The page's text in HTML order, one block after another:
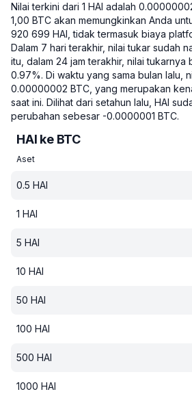
Nilai terkini dari 1 HAI adalah
1,00 BTC akan memungkinkan Anda
920 699 HAI, tidak termasuk biaya
Dalam 7 hari terakhir, nilai tukar sudah
itu, dalam 24 jam terakhir, nilai tukarnya
0.97%. Di waktu yang sama bulan lalu,
0.00000002 BTC, yang merupakan
saat ini. Dilihat dari setahun lalu, HAI
perubahan sebesar -0.0000001 BTC.
HAI ke BTC
Aset
0.5 HAI
1 HAI
5 HAI
10 HAI
50 HAI
100 HAI
500 HAI
1000 HAI